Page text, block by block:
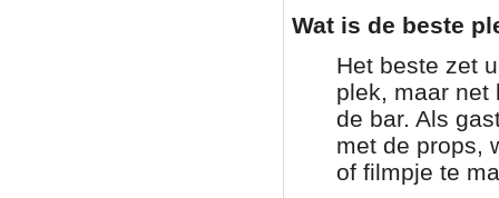
Wat is de beste
Het beste zet
plek, maar net
de bar. Als
met de props,
of filmpje te